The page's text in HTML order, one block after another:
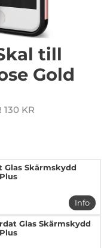
till
Gold
130 KR
Glas Skärmskydd
Info
mer
Glas Skärmskydd